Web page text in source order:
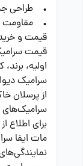
• طراحی جدید و
• مقاومت
قیمت و
قیمت
اولیه،
سرامیک
از پرسلان
سرامیک‌های
برای اطلاع
مات ایفا